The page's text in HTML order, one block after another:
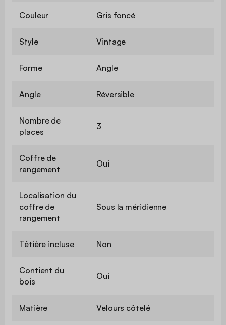
Couleur Gris foncé
Style Vintage
Forme Angle
Angle Réversible
Nombre de
places
3
Coffre de
rangement
Oui
Localisation du
coffre de
rangement
Sous la méridienne
Têtière incluse Non
Contient du
bois
Oui
Matière Velours côtelé